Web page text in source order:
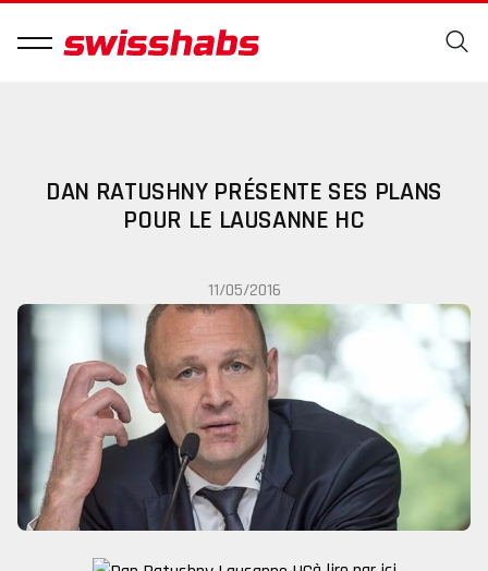
DAN RATUSHNY PRÉSENTE SES PLANS
POUR LE LAUSANNE HC
11/05/2016